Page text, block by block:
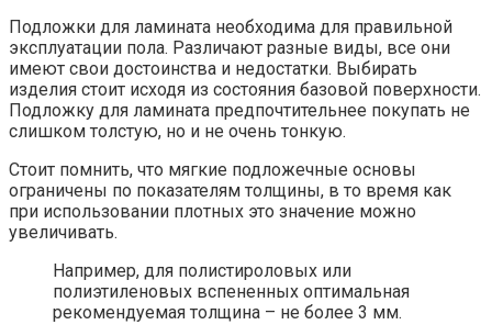
Подложки для ламината необходима для правильной
эксплуатации пола. Различают разные виды, все они
имеют свои достоинства и недостатки. Выбирать
изделия стоит исходя из состояния базовой поверхности.
Подложку для ламината предпочтительнее покупать не
слишком толстую, но и не очень тонкую.
Стоит помнить, что мягкие подложечные основы
ограничены по показателям толщины, в то время как
при использовании плотных это значение можно
увеличивать.
Например, для полистироловых или
полиэтиленовых вспененных оптимальная
рекомендуемая толщина – не более 3 мм.